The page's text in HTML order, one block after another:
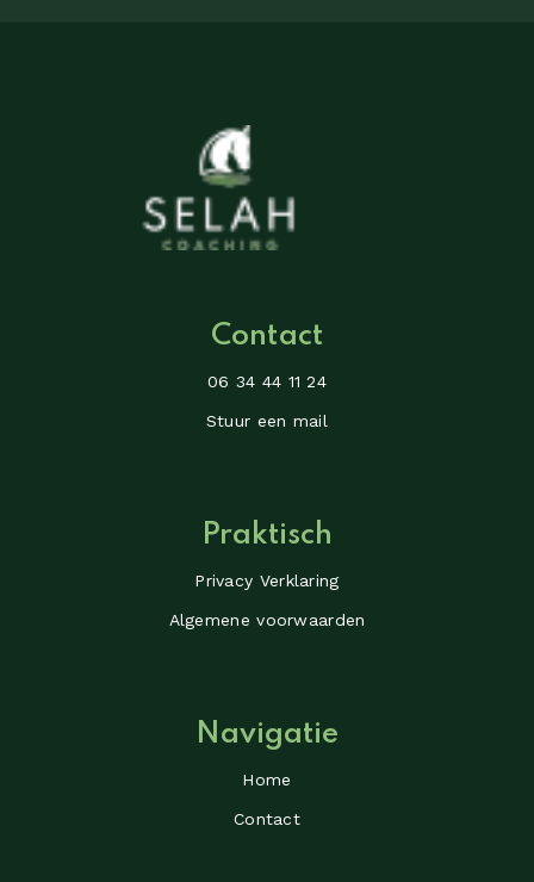
Contact
06 34 44 11 24
Stuur een mail
Praktisch
Privacy Verklaring
Algemene voorwaarden
Navigatie
Home
Contact